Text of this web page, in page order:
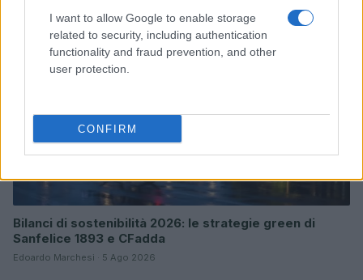
I want to allow Google to enable storage
related to security, including authentication
functionality and fraud prevention, and other
user protection.
CONFIRM
Bilanci di sostenibilità 2026: le strategie green di
Sanfelice 1893 e CFadda
Edoardo Marchesi · 5 Ago 2026